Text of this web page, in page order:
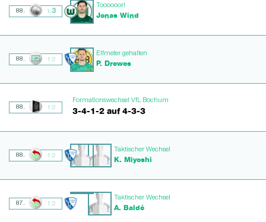
88. 1:3
Toooooor!
Jonas Wind
88. 1:2
Elfmeter gehalten
P. Drewes
88. 1:2
Formationswechsel VfL Bochum
3-4-1-2 auf 4-3-3
88. 1:2
Taktischer Wechsel
K. Miyoshi
87. 1:2
Taktischer Wechsel
A. Baldé